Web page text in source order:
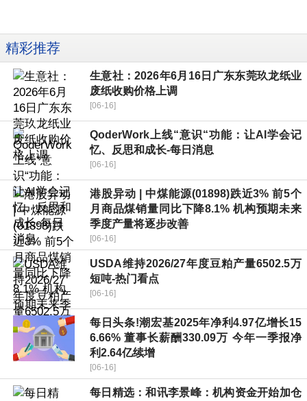
精彩推荐
生意社：2026年6月16日广东东莞玖龙纸业
废纸收购价格上调
[06-16]
QoderWork上线“意识“功能：让AI学会记
忆、反思和成长-每日消息
[06-16]
港股异动 | 中煤能源(01898)跌近3% 前5个
月商品煤销量同比下降8.1% 机构预期未来
季度产量将逐步改善
[06-16]
USDA维持2026/27年度豆粕产量6502.5万
短吨-热门看点
[06-16]
每日头条!潮宏基2025年净利4.97亿增长15
6.66% 董事长薪酬330.09万 今年一季报净
利2.64亿续增
[06-16]
每日精选：和讯李景峰：机构资金开始加仓